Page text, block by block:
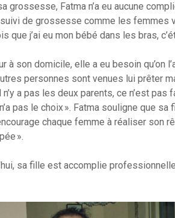
grossesse, Fatma n’a eu aucune
de grossesse comme les femmes
que j’ai eu mon bébé dans les bras,
à son domicile, elle a eu besoin qu’on
personnes sont venues lui prêter
n’y a pas les deux parents, ce n’est
pas le choix ». Fatma souligne que sa
chaque femme à réaliser son
».
sa fille est accomplie